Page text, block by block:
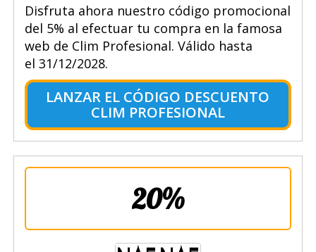
Disfruta ahora nuestro código promocional
del 5% al efectuar tu compra en la famosa
web de Clim Profesional. Válido hasta
el 31/12/2028.
LANZAR EL CÓDIGO DESCUENTO
CLIM PROFESIONAL
20%